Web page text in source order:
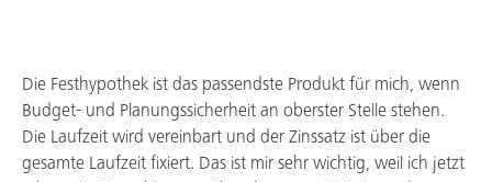
Sparen
Anlegen
Die Festhypothek ist das passendste Produkt für mich, wenn
Budget- und Planungssicherheit an oberster Stelle stehen.
Die Laufzeit wird vereinbart und der Zinssatz ist über die
gesamte Laufzeit fixiert. Das ist mir sehr wichtig, weil ich jetzt